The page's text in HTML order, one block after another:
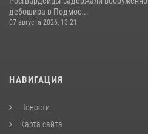
дебошира в Подмос...
07 августа 2026, 13:21
НАВИГАЦИЯ
Новости
Карта сайта